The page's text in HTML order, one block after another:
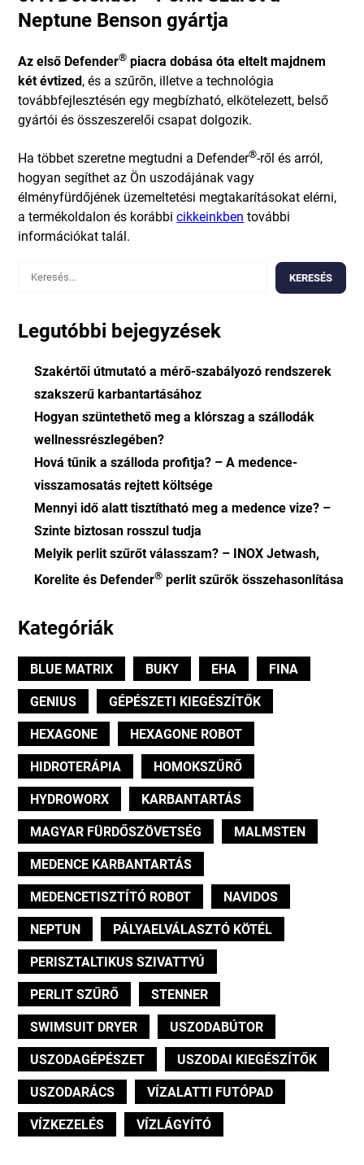
Neptune Benson gyártja
Az első Defender® piacra dobása óta eltelt majdnem
két évtized, és a szűrőn, illetve a technológia
továbbfejlesztésén egy megbízható, elkötelezett, belső
gyártói és összeszerelői csapat dolgozik.
Ha többet szeretne megtudni a Defender®-ről és arról,
hogyan segíthet az Ön uszodájának vagy
élményfürdőjének üzemeltetési megtakarításokat elérni,
a termékoldalon és korábbicikkeinkben további
információkat talál.
Keresés:
Legutóbbi bejegyzések
Szakértői útmutató a mérő-szabályozó rendszerek
szakszerű karbantartásához
Hogyan szüntethető meg a klórszag a szállodák
wellnessrészlegében?
Hová tűnik a szálloda profitja? – A medence-
visszamosatás rejtett költsége
Mennyi idő alatt tisztítható meg a medence vize? –
Szinte biztosan rosszul tudja
Melyik perlit szűrőt válasszam? – INOX Jetwash,
Korelite és Defender® perlit szűrők összehasonlítása
Kategóriák
BLUE MATRIX BUKY EHA
FINA
GENIUS
GÉPÉSZETI KIEGÉSZÍTŐK
HEXAGONE
HEXAGONE ROBOT
HIDROTERÁPIA
HOMOKSZŰRŐ
HYDROWORX
KARBANTARTÁS
MAGYAR FÜRDŐSZÖVETSÉG
MALMSTEN
MEDENCE KARBANTARTÁS
MEDENCETISZTÍTÓ ROBOT
NAVIDOS
NEPTUN
PÁLYAELVÁLASZTÓ KÖTÉL
PERISZTALTIKUS SZIVATTYÚ
PERLIT SZŰRŐ
STENNER
SWIMSUIT DRYER
USZODABÚTOR
USZODAGÉPÉSZET
USZODAI KIEGÉSZÍTŐK
USZODARÁCS
VÍZALATTI FUTÓPAD
VÍZKEZELÉS
VÍZLÁGYÍTÓ